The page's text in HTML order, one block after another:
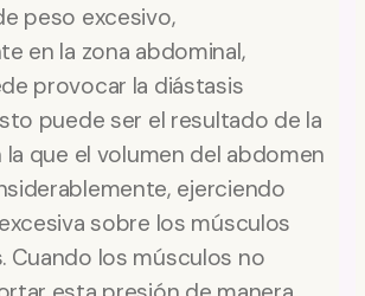
peso excesivo,
en la zona abdominal,
provocar la diástasis
puede ser el resultado de la
la que el volumen del abdomen
ejerciendo
sobre los músculos
Cuando los músculos no